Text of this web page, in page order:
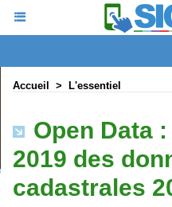
Accueil > L'essentiel
Open Data
2019 des
cadastrales